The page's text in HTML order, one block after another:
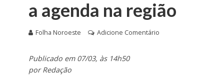
a agenda na região
Folha Noroeste Adicione Comentário
Publicado em 07/03, às 14h50
por Redação